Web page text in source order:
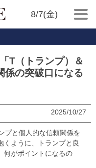
8/7(金)
T（トランプ）＆
の突破口になる
2025/10/27
プと個人的な信頼関係を
くように、トランプと良
何がポイントになるの